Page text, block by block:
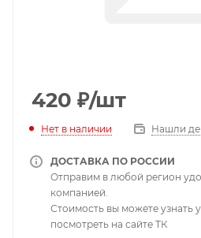
420 ₽/шт
Нет в наличии Нашли
ДОСТАВКА ПО РОССИИ
Отправим в любой регион
компанией.
Стоимость вы можете узнать
посмотреть на сайте ТК